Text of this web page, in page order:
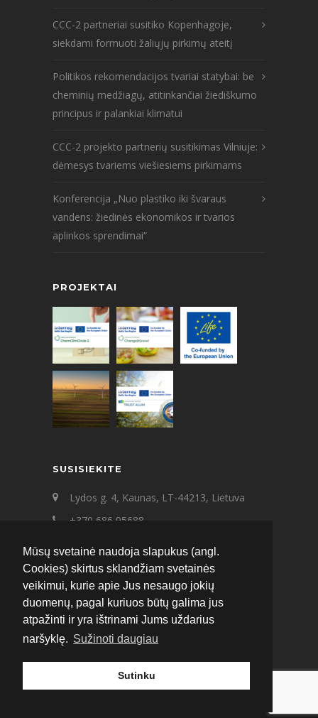
Mūsų svetainė naudoja slapukus (angl.
Cookies) skirtus sklandžiam svetainės
veikimui, kurie apie Jus nesaugo jokių
duomenų, pagal kuriuos būtų galima jus
atpažinti ir yra ištrinami Jums uždarius
naršyklę. Sužinoti daugiau
Sutinku
CCC-2 partneriai susitiko Kopenhagoje,
siekdami formuoti žaliųjų pirkimų ateitį
Politikos rekomendacijos tvariai statybai: be
cheminių medžiagų, atitinkančiai žiediškumo
principus ir palankiai klimatui
CCC-2 projekto partnerių susitikimas Vilniuje:
dėmesys tvariems viešiesiems pirkimams
Konferencija „Nuo plastiko iki švaraus
vandens: žiedinės ekonomikos ir tvarios
aplinkos sprendimai“
PROJEKTAI
SUSISIEKITE
Lydos g. 4, Kaunas, LT-44213, Lietuva
+370 686 95688
ecat@ecat.lt
Facebook
Instagram
LinkedIn
© 2020 ECAT